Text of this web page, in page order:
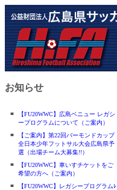
お知らせ
■
【FU20WWC】広島ベニュー レガシ
ープログラムについて（ご案内）
■
【ご案内】第22回バーモンドカップ
全日本少年フットサル大会広島県予
選（出場チーム大募集!!）
■
【FU20WWC】車いすチケットをご
希望の方へ（ご案内）
■
【FU20WWC】レガシープログラムﾚ